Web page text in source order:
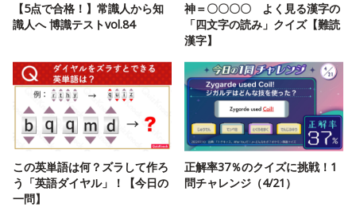
【5点で合格！】常識人から知
識人へ 博識テストvol.84
神＝〇〇〇〇 よく見る漢字の
「四文字の読み」クイズ【難読
漢字】
この英単語は何？ズラして作ろ
う「英語ダイヤル」！【今日の
一問】
正解率37％のクイズに挑戦！1
問チャレンジ（4/21）